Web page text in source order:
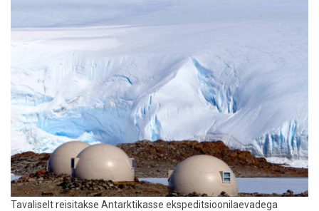
Tavaliselt reisitakse Antarktikasse ekspeditsioonilaevadega